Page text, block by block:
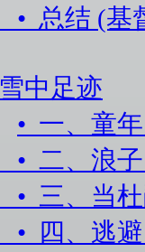
• 总结 (基
雪中足迹
• 一、童
• 二、浪
• 三、当
• 四、逃